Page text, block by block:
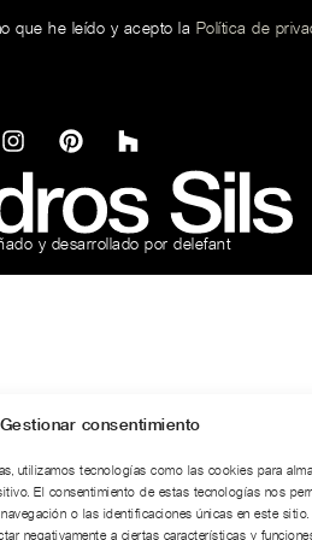
Gestionar consentimiento
utilizamos tecnologías como las cookies para
El consentimiento de estas tecnologías nos
o las identificaciones únicas en este
negativamente a ciertas características y
que he leído y acepto la Política de
y desarrollado por delefant